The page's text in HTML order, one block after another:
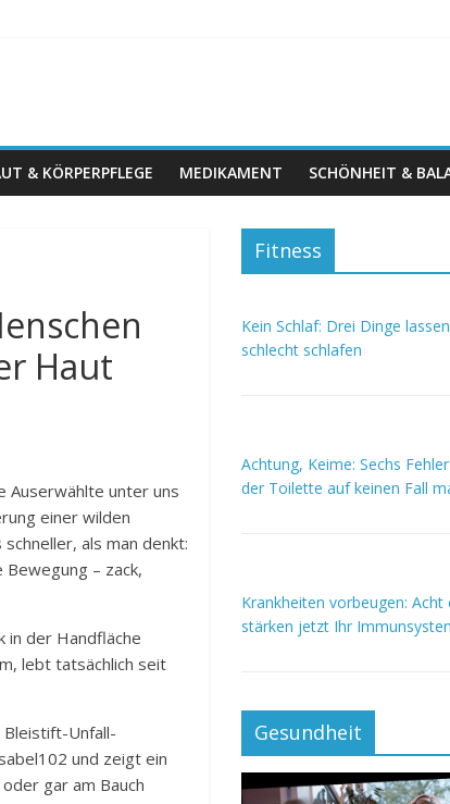
& KÖRPERPFLEGE MEDIKAMENT SCHÖNHEIT &
Haut
Auserwählte unter uns
einer wilden
als man denkt:
– zack,
in der Handfläche
lebt tatsächlich seit
Bleistift-Unfall-
und zeigt ein
gar am Bauch
Fitness
Kein Schlaf: Drei Dinge
schlecht schlafen
Achtung, Keime: Sechs
der Toilette auf keinen Fall
Krankheiten vorbeugen: Acht
stärken jetzt Ihr
Gesundheit